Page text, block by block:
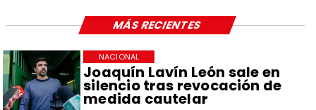
Joaquín Lavín León sale en
silencio tras revocación de
medida cautelar
NACIONAL
MÁS RECIENTES